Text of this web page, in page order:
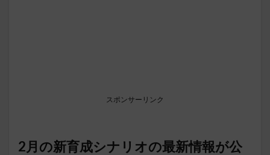
スポンサーリンク
2月の新育成シナリオの最新情報が公